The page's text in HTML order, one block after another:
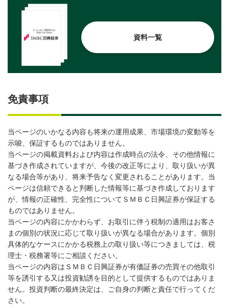
資料一覧
免責事項
当ページのいかなる内容も将来の運用成果、市場環境の変動等を
示唆、保証するものではありません。
当ページの掲載資料および内容は作成時点の法令、その他情報に
基づき作成されていますが、今後の改正等により、取り扱いが異
なる場合等があり、将来予告なく変更されることがあります。当
ページは信頼できると判断した情報等に基づき作成しております
が、情報の正確性、完全性についてＳＭＢＣ日興証券が保証する
ものではありません。
当ページの内容にかかわらず、お取引に伴う税制の適用はお客さ
まの個別の状況に応じて取り扱いが異なる場合があります。個別
具体的なケースにかかる税務上の取り扱い等につきましては、税
理士・税務署等にご相談ください。
当ページの内容はＳＭＢＣ日興証券が有価証券の売買その他取引
等を誘引する又は投資勧誘を目的として提供するものではありま
せん。投資判断の最終決定は、ご自身の判断と責任で行ってくだ
さい。